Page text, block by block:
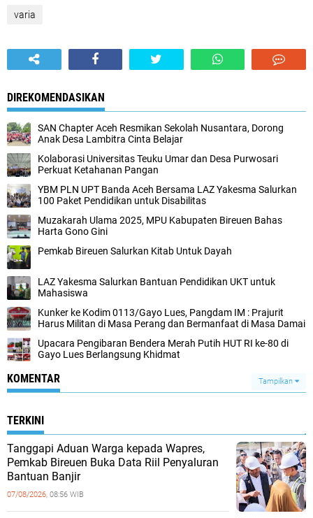
varia
DIREKOMENDASIKAN
SAN Chapter Aceh Resmikan Sekolah Nusantara, Dorong
Anak Desa Lambitra Cinta Belajar
Kolaborasi Universitas Teuku Umar dan Desa Purwosari
Perkuat Ketahanan Pangan
YBM PLN UPT Banda Aceh Bersama LAZ Yakesma Salurkan
100 Paket Pendidikan untuk Disabilitas
Muzakarah Ulama 2025, MPU Kabupaten Bireuen Bahas
Harta Gono Gini
Pemkab Bireuen Salurkan Kitab Untuk Dayah
LAZ Yakesma Salurkan Bantuan Pendidikan UKT untuk
Mahasiswa
Kunker ke Kodim 0113/Gayo Lues, Pangdam IM : Prajurit
Harus Militan di Masa Perang dan Bermanfaat di Masa Damai
Upacara Pengibaran Bendera Merah Putih HUT RI ke-80 di
Gayo Lues Berlangsung Khidmat
KOMENTAR Tampilkan
TERKINI
Tanggapi Aduan Warga kepada Wapres,
Pemkab Bireuen Buka Data Riil Penyaluran
Bantuan Banjir
07/08/2026, 08:56 WIB